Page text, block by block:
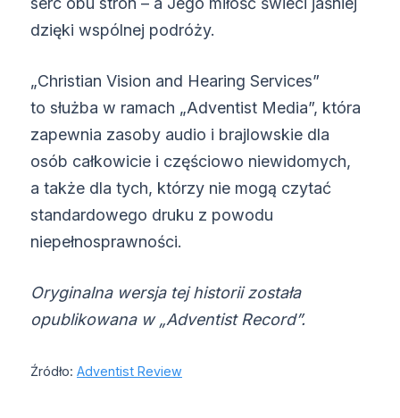
dzięki wspólnej podróży.
„Christian Vision and Hearing Services”
to służba w ramach „Adventist Media”, która
zapewnia zasoby audio i brajlowskie dla
osób całkowicie i częściowo niewidomych,
a także dla tych, którzy nie mogą czytać
standardowego druku z powodu
niepełnosprawności.
Oryginalna wersja tej historii została
opublikowana w „Adventist Record”.
Źródło: Adventist Review